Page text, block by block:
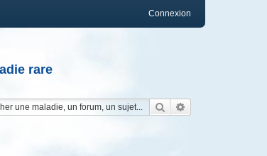
Connexion
rare
Rechercher